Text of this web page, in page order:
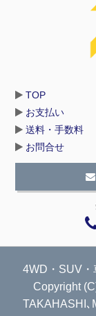
TOP
お支払い
送料・手数料
お問合せ
4WD・SUV・
Copyright
TAKAHASHI